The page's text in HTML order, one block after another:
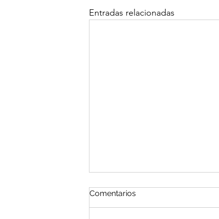
Entradas relacionadas
Partidos de derecha se
preparan para evitar que la
izquierda siga creciendo
Comentarios